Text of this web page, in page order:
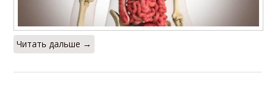
Читать дальше →